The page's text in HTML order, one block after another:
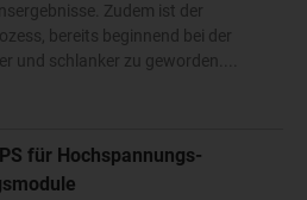
Zudem ist der
bereits beginnend bei der
und schlanker zu geworden....
für Hochspannungs-